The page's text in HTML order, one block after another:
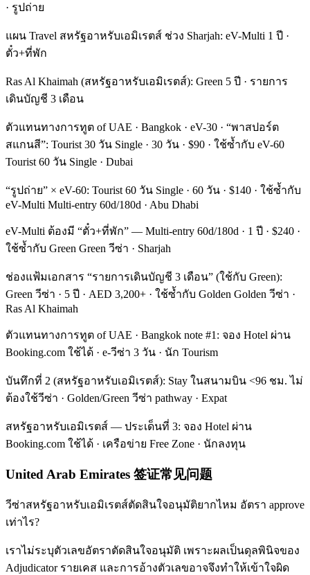
· รูปถ่าย
แผน Travel สหรัฐอาหรับเอมิเรตส์ ช่วง Sharjah: eV-Multi 1 ปี ·
ตั๋ว+ที่พัก
Ras Al Khaimah (สหรัฐอาหรับเอมิเรตส์): Green 5 ปี · รายการ
เดินบัญชี 3 เดือน
ตัวแทนทางการทูต of UAE · Bangkok · eV-30 · “พาสปอร์ต
สแกนสี”: Tourist 30 วัน Single · 30 วัน · $90 · ใช้ซ้ำกับ eV-60
Tourist 60 วัน Single · Dubai
“รูปถ่าย” × eV-60: Tourist 60 วัน Single · 60 วัน · $140 · ใช้ซ้ำกับ
eV-Multi Multi-entry 60d/180d · Abu Dhabi
eV-Multi ต้องมี “ตั๋ว+ที่พัก” — Multi-entry 60d/180d · 1 ปี · $240 ·
ใช้ซ้ำกับ Green Green วีซ่า · Sharjah
ช่องแฟ้มเอกสาร “รายการเดินบัญชี 3 เดือน” (ใช้กับ Green):
Green วีซ่า · 5 ปี · AED 3,200+ · ใช้ซ้ำกับ Golden Golden วีซ่า ·
Ras Al Khaimah
ตัวแทนทางการทูต of UAE · Bangkok note #1: จอง Hotel ผ่าน
Booking.com ใช้ได้ · e-วีซ่า 3 วัน · นัก Tourism
บันทึกที่ 2 (สหรัฐอาหรับเอมิเรตส์): Stay ในสนามบิน <96 ชม. ไม่
ต้องใช้วีซ่า · Golden/Green วีซ่า pathway · Expat
สหรัฐอาหรับเอมิเรตส์ — ประเด็นที่ 3: จอง Hotel ผ่าน
Booking.com ใช้ได้ · เครือข่าย Free Zone · นักลงทุน
United Arab Emirates 签证常见问题
วีซ่าสหรัฐอาหรับเอมิเรตส์ตัดสินใจอนุมัติยากไหม อัตรา approve
เท่าไร?
เราไม่ระบุตัวเลขอัตราตัดสินใจอนุมัติ เพราะผลเป็นดุลพินิจของ
Adjudicator รายเคส และการอ้างตัวเลขอาจจึงทำให้เข้าใจผิด